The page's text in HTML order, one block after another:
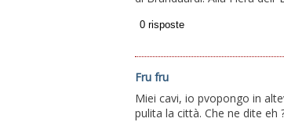
Fru fru
Miei cavi, io pvopongo in
pulita la città. Che ne dite eh